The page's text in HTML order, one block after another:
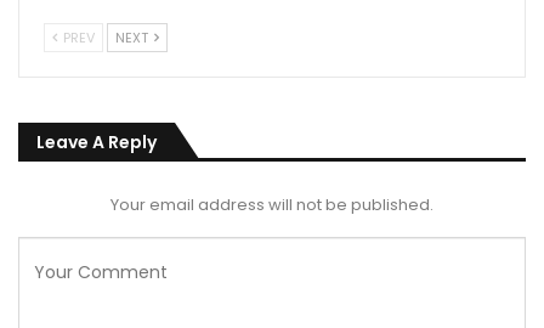
PREV NEXT
Leave A Reply
Your email address will not be published.